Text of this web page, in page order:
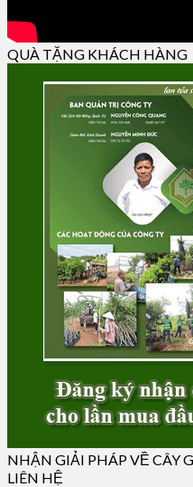
QUÀ TẶNG KHÁCH HÀNG
NHẬN GIẢI PHÁP VỀ CÂY
LIÊN HỆ